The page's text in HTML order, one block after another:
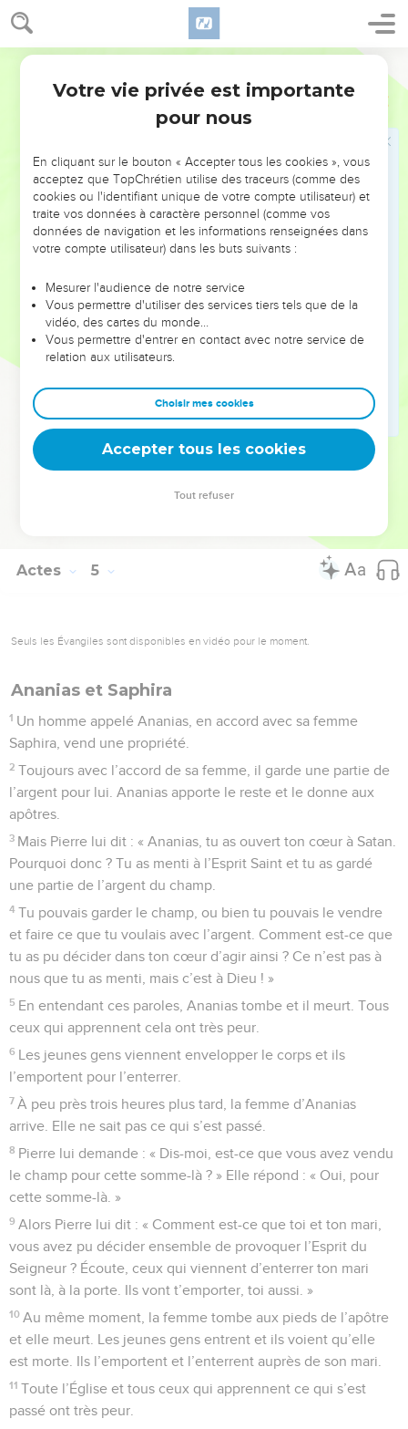
Actes 4
Les croyants partagent leurs biens entre
eux
La foule des croyants est très unie par le cœur et par
l’esprit. Personne ne dit : « Cela, c’est à moi ! », mais ils
Avec une grande force, les apôtres témoignent que Jésus
s’est relevé de la mort, et Dieu leur montre son amour de
mille manières.
Parmi eux, personne ne manque de rien. En effet, tous
ceux qui ont des champs ou des maisons les vendent, ils
apportent l’argent de ce qu’ils ont vendu
et ils le donnent aux apôtres. Ensuite, on distribue
l’argent, et chacun reçoit ce qui lui est nécessaire.
Il y a ainsi un certain Joseph, un lévite né à Chypre. Les
encourage ».
Il a un champ, il le vend, il apporte l’argent et le donne aux
apôtres.
© Société biblique française – Bibli’O, 2000, avec autorisation. Pour vous procurer
Actes 5
Seuls les Évangiles sont disponibles en vidéo pour le moment.
Ananias et Saphira
1 Un homme appelé Ananias, en accord avec sa femme
Saphira, vend une propriété.
2 Toujours avec l’accord de sa femme, il garde une partie de
l’argent pour lui. Ananias apporte le reste et le donne aux
apôtres.
3 Mais Pierre lui dit : « Ananias, tu as ouvert ton cœur à Satan.
Pourquoi donc ? Tu as menti à l’Esprit Saint et tu as gardé
une partie de l’argent du champ.
4 Tu pouvais garder le champ, ou bien tu pouvais le vendre
et faire ce que tu voulais avec l’argent. Comment est-ce que
tu as pu décider dans ton cœur d’agir ainsi ? Ce n’est pas à
nous que tu as menti, mais c’est à Dieu ! »
5 En entendant ces paroles, Ananias tombe et il meurt. Tous
ceux qui apprennent cela ont très peur.
6 Les jeunes gens viennent envelopper le corps et ils
l’emportent pour l’enterrer.
7 À peu près trois heures plus tard, la femme d’Ananias
arrive. Elle ne sait pas ce qui s’est passé.
8 Pierre lui demande : « Dis-moi, est-ce que vous avez vendu
le champ pour cette somme-là ? » Elle répond : « Oui, pour
cette somme-là. »
9 Alors Pierre lui dit : « Comment est-ce que toi et ton mari,
vous avez pu décider ensemble de provoquer l’Esprit du
Seigneur ? Écoute, ceux qui viennent d’enterrer ton mari
sont là, à la porte. Ils vont t’emporter, toi aussi. »
10 Au même moment, la femme tombe aux pieds de l’apôtre
et elle meurt. Les jeunes gens entrent et ils voient qu’elle
est morte. Ils l’emportent et l’enterrent auprès de son mari.
11 Toute l’Église et tous ceux qui apprennent ce qui s’est
passé ont très peur.
Votre vie privée est importante
pour nous
En cliquant sur le bouton « Accepter tous les cookies », vous
acceptez que TopChrétien utilise des traceurs (comme des
cookies ou l'identifiant unique de votre compte utilisateur) et
traite vos données à caractère personnel (comme vos
données de navigation et les informations renseignées dans
votre compte utilisateur) dans les buts suivants :
Mesurer l'audience de notre service
Vous permettre d'utiliser des services tiers tels que de la
vidéo, des cartes du monde…
Vous permettre d'entrer en contact avec notre service de
relation aux utilisateurs.
Choisir mes cookies
Accepter tous les cookies
Tout refuser